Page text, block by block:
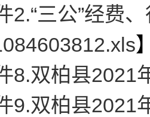
2.“三公”经费
8.双柏县2021
9.双柏县2021